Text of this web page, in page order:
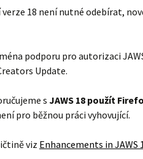
verze 18 není nutné odebírat,
podporu pro autorizaci
Update.
s JAWS 18 použít
pro běžnou práci vyhovující.
viz Enhancements in JAWS